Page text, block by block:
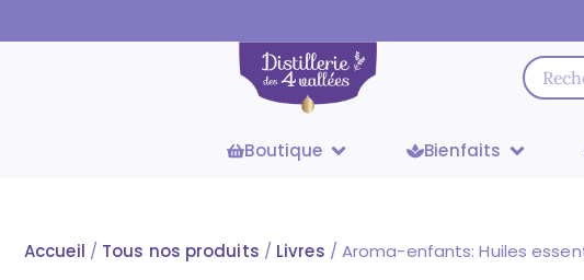
Boutique Bienfaits
Accueil / Tous nos produits / Livres / Aroma-enfants: Huiles